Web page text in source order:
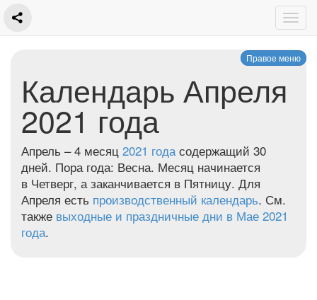
Правое меню
Календарь Апреля
2021 года
Апрель – 4 месяц 2021 годасодержащий 30
дней. Пора года: Весна. Месяц начинается
в Четверг, а заканчивается в Пятницу. Для
Апреля есть производственный календарь. См.
также выходные и праздничные дни в Мае 2021
года.